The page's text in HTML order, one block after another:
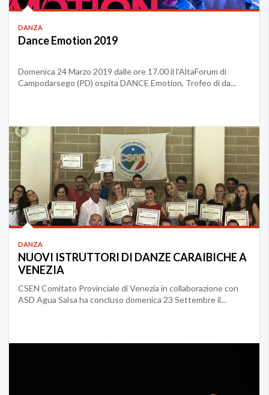
DANZA
Dance Emotion 2019
Domenica 24 Marzo 2019 dalle ore 17.00 il l'AltaForum di
Campodarsego (PD) ospita DANCE Emotion, Trofeo di da...
DANZA
NUOVI ISTRUTTORI DI DANZE CARAIBICHE A
VENEZIA
CSEN Comitato Provinciale di Venezia in collaborazione con
ASD Agua Salsa ha concluso domenica 23 Settembre il...